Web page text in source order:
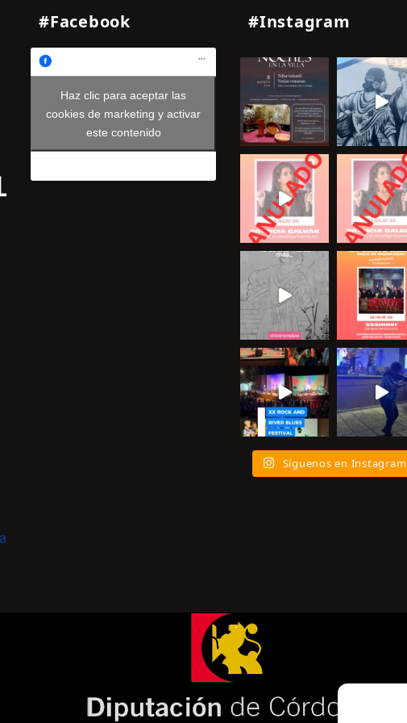
#Facebook
Haz clic para aceptar las
cookies de marketing y activar
este contenido
#Instagram
Síguenos en Instagram